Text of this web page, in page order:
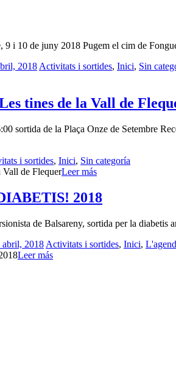
9 i 10 de juny 2018 Pugem el cim de
2018 Activitats i sortides, Inici, Sin
tines de la Vall de
sortida de la Plaça Onze de Setembre
i sortides, Inici, Sin categoría
Vall de FlequerLeer más
2018
de Balsareny, sortida per la
abril, 2018 Activitats i sortides, Inici,
Leer más